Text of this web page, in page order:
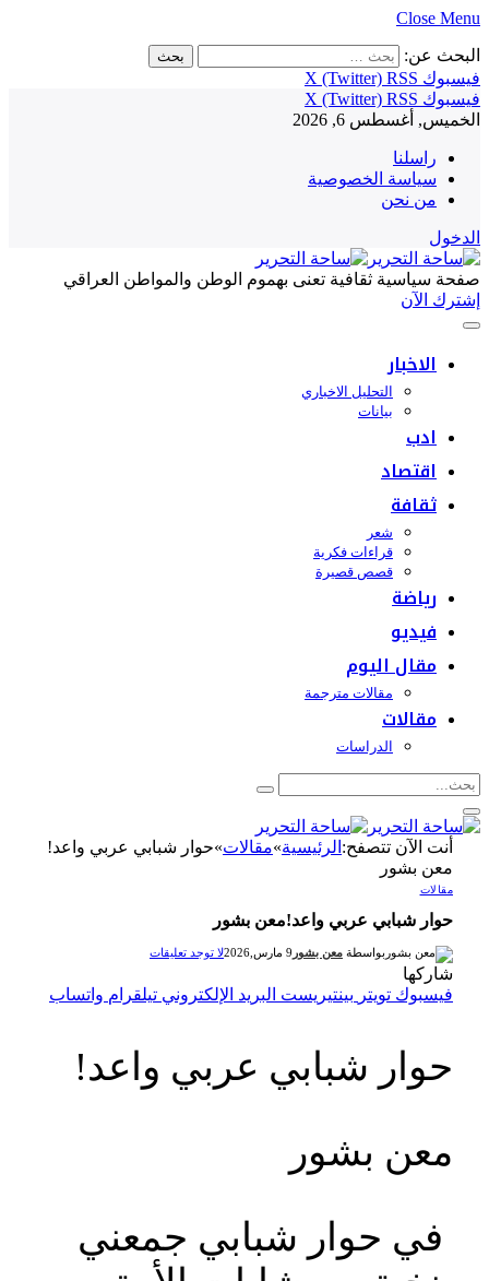
Close Menu
البحث عن:
فيسبوك
X (Twitter) RSS
فيسبوك
X (Twitter) RSS
الخميس, أغسطس 6, 2026
راسلنا
سياسة الخصوصية
من نحن
الدخول
صفحة سياسية ثقافية تعنى بهموم الوطن والمواطن العراقي
إشترك الآن
الاخبار
التحليل الاخباري
بيانات
ادب
اقتصاد
ثقافة
شعر
قراءات فكرية
قصص قصيرة
رياضة
فيديو
مقال اليوم
مقالات مترجمة
مقالات
الدراسات
أنت الآن تتصفح:الرئيسية»مقالات»حوار شبابي عربي واعد!
معن بشور
مقالات
حوار شبابي عربي واعد!معن بشور
بواسطة معن بشور9 مارس,2026 لا توجد تعليقات
شاركها
فيسبوك تويتر بينتيريست البريد الإلكتروني تيلقرام واتساب
حوار شبابي عربي واعد!
معن بشور
في حوار شبابي جمعني